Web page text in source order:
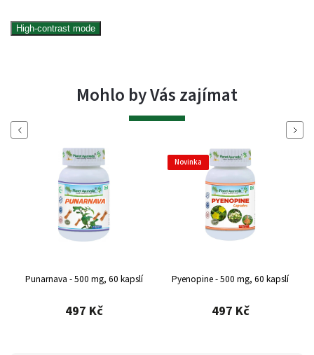
High-contrast mode
Mohlo by Vás zajímat
Previous Next
Punarnava - 500 mg, 60 kapslí
497 Kč
Novinka
Pyenopine - 500 mg, 60 kapslí
497 Kč